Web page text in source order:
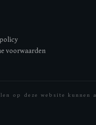
voorwaarden
op deze website